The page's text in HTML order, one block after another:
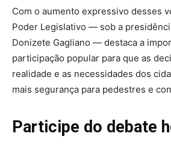
Com o aumento expressivo desses
Poder Legislativo — sob a
Donizete Gagliano — destaca a
participação popular para que as
realidade e as necessidades dos
mais segurança para pedestres e
Participe do debate